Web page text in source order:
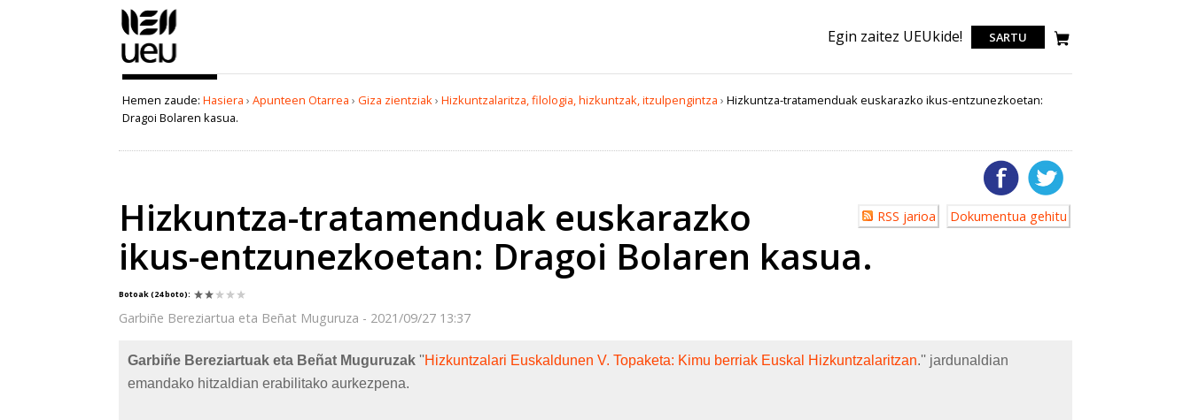
Edukira
salto
egin
Salto
egin
nabigazioara
Egin zaitez UEUkide! SARTU
Hemen zaude: Hasiera › Apunteen Otarrea › Giza zientziak› Hizkuntzalaritza, filologia, hizkuntzak, itzulpengintza › Hizkuntza-tratamenduak euskarazko ikus-entzunezkoetan:
Dragoi Bolaren kasua.
Erabiltzailearen
akzioak
RSS jarioa Dokumentua gehitu
Hizkuntza-tratamenduak euskarazko
ikus-entzunezkoetan: Dragoi Bolaren kasua.
Botoak(24 boto):
Garbiñe Bereziartua eta Beñat Muguruza - 2021/09/27 13:37
Garbiñe Bereziartuak eta Beñat Muguruzak ''Hizkuntzalari Euskaldunen V. Topaketa: Kimu berriak Euskal Hizkuntzalaritzan.'' jardunaldian
emandako hitzaldian erabilitako aurkezpena.